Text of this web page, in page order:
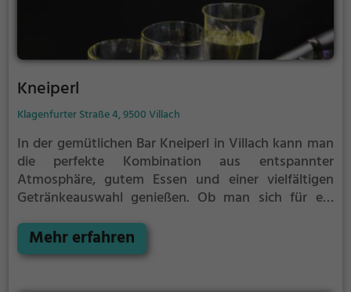
Kneiperl
Klagenfurter Straße 4, 9500 Villach
In der gemütlichen Bar Kneiperl in Villach kann man
die perfekte Kombination aus entspannter
Atmosphäre, gutem Essen und einer vielfältigen
Getränkeauswahl genießen. Ob man sich für ein
raffinierten Cocktail entscheidet, hier wird jeder
fündig. Die Bar lädt dazu ein, sich mit Freunden zu
Mehr erfahren